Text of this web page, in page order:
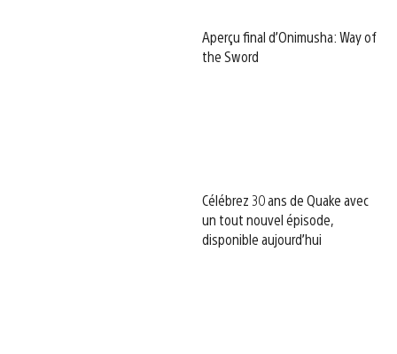
Aperçu final d’Onimusha: Way of
the Sword
Célébrez 30 ans de Quake avec
un tout nouvel épisode,
disponible aujourd’hui